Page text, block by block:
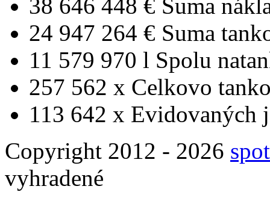
38 646 448 € Suma
24 947 264 € Suma
11 579 970 l Spolu
257 562 x Celkovo
113 642 x Evidovaných
Copyright 2012 - 2026
vyhradené